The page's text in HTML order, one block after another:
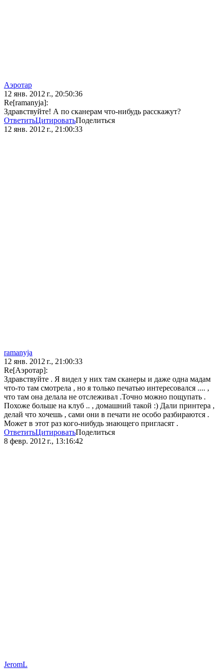
Аэротар
12 янв. 2012 г., 20:50:36
Re[ramanyja]:
Здравствуйте! А по сканерам что-нибудь расскажут?
ОтветитьЦитироватьПоделиться
12 янв. 2012 г., 21:00:33
ramanyja
12 янв. 2012 г., 21:00:33
Re[Аэротар]:
Здравствуйте . Я видел у них там сканеры и даже одна мадам
что-то там смотрела , но я только печатью интересовался .... ,
что там она делала не отслеживал .Точно можно пощупать .
Похоже больше на клуб .. , домашний такой :) Дали принтера ,
делай что хочешь , сами они в печати не особо разбираются .
Может в этот раз кого-нибудь знающего пригласят .
ОтветитьЦитироватьПоделиться
8 февр. 2012 г., 13:16:42
JeromL